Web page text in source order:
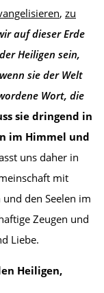
, zu
auf dieser Erde
Heiligen sein,
sie der Welt
Wort, die
sie dringend in
im Himmel und
uns daher in
mit
und den Seelen im
Zeugen und
Liebe.
Heiligen,